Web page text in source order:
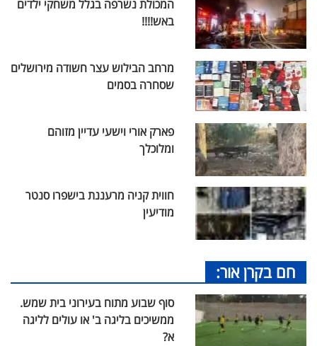
המכולת נשרפה בגלל משחקי ילדים
באש!!!!
מרחב הבילוש עצר חשודה מירושלים
שסחרה בסמים
פארק אורי וישעי עדיין מזוהם
ומלוכלך
חווית קניה מרעננת בישפרו סנטר
מודיעין
חם בקרן אור:
סוף שבוע מתוח בעירוני בית שמש.
ממשיכים בליגה ב' או עולים לליגה
א?